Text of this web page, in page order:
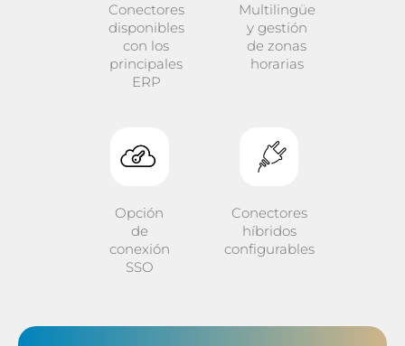
Conectores
disponibles
con los
principales
ERP
Multilingüe
y gestión
de zonas
horarias
Opción
de
conexión
SSO
Conectores
híbridos
configurables